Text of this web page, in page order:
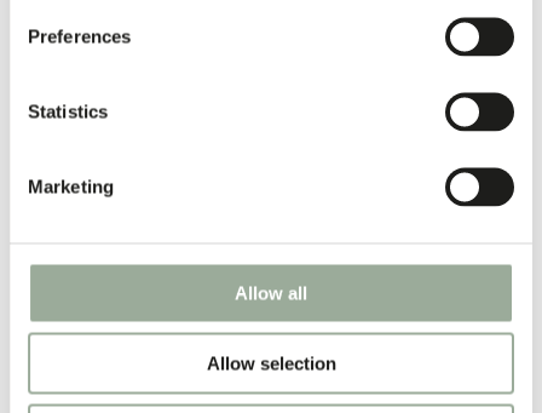
Preferences
Statistics
Marketing
Allow all
Allow selection